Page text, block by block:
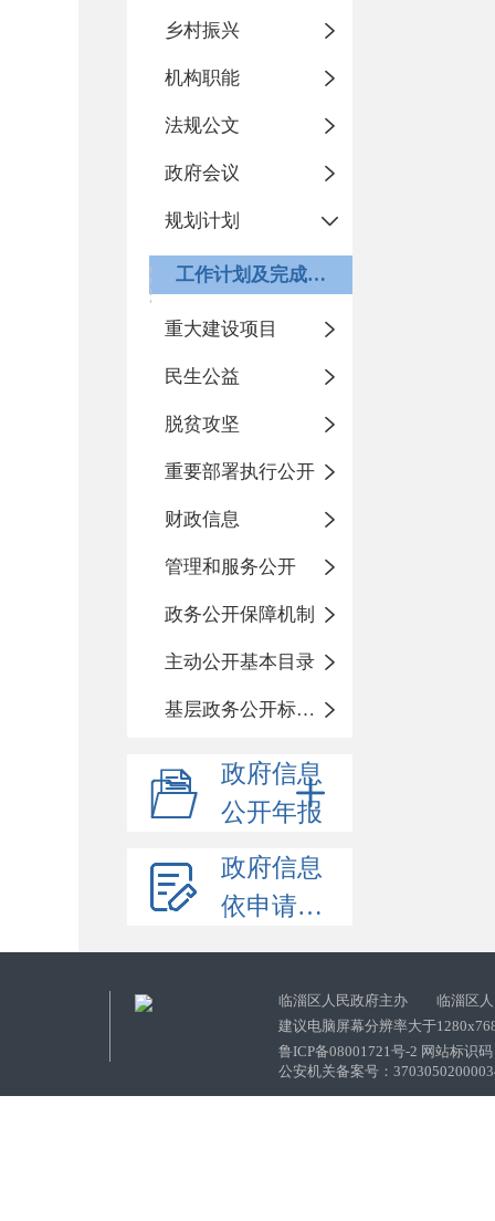
乡村振兴
机构职能
法规公文
政府会议
规划计划
工作计划及完成情况
重大建设项目
民生公益
脱贫攻坚
重要部署执行公开
财政信息
管理和服务公开
政务公开保障机制
主动公开基本目录
基层政务公开标准化目录
政府信息
公开年报
政府信息
依申请公开
临淄区人民政府主办 临淄区人
建议电脑屏幕分辨率大于
鲁ICP备08001721号-2 网站标识
公安机关备案号：